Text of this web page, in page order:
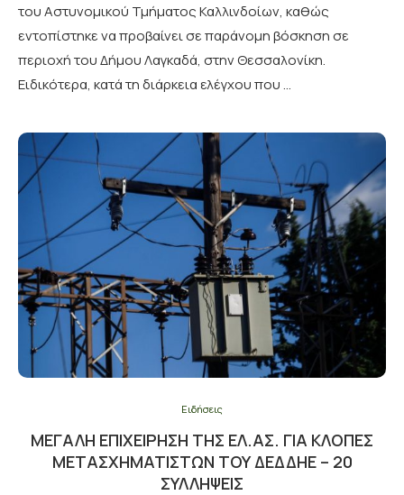
του Αστυνομικού Τμήματος Καλλινδοίων, καθώς
εντοπίστηκε να προβαίνει σε παράνομη βόσκηση σε
περιοχή του Δήμου Λαγκαδά, στην Θεσσαλονίκη.
Ειδικότερα, κατά τη διάρκεια ελέγχου που …
Ειδήσεις
ΜΕΓΆΛΗ ΕΠΙΧΕΊΡΗΣΗ ΤΗΣ ΕΛ.ΑΣ. ΓΙΑ ΚΛΟΠΈΣ
ΜΕΤΑΣΧΗΜΑΤΙΣΤΏΝ ΤΟΥ ΔΕΔΔΗΕ – 20
ΣΥΛΛΉΨΕΙΣ